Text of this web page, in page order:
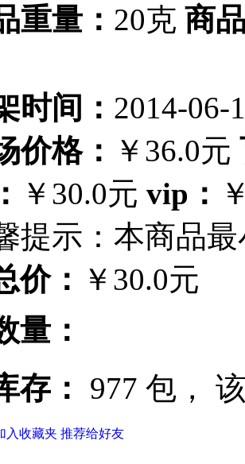
重量： 20克 商
时间： 2014-06-
价格： ￥36.0元
￥30.0元 vip：
提示： 本商品
价： ￥30.0元
量：
存： 977 包，
入收藏夹 推荐给好友